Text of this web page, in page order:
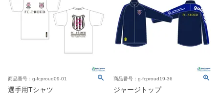
商品番号：g-fcproud09-01
選手用Tシャツ
商品番号：g-fcproud19-36
ジャージトップ